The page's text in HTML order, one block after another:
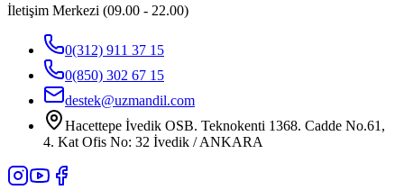
İletişim Merkezi (09.00 - 22.00)
0(312) 911 37 15
0(850) 302 67 15
destek@uzmandil.com
Hacettepe İvedik OSB. Teknokenti 1368. Cadde No.61,
4. Kat Ofis No: 32 İvedik / ANKARA